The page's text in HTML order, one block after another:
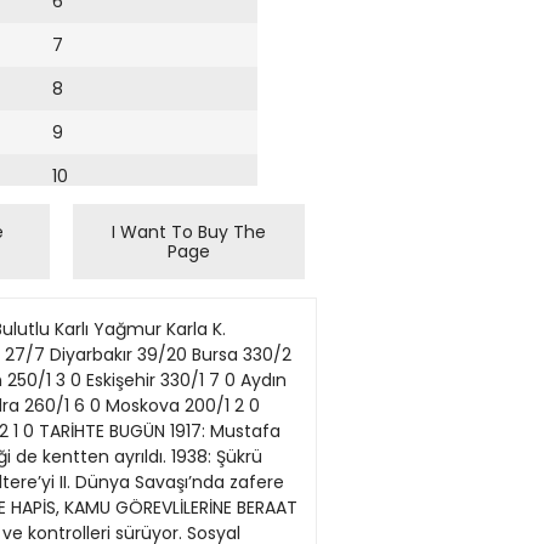
7
8
9
10
14
15
16
I Want To Buy The
Page
kusurlu olduğu da raporda belirtildi. Emniyet yönetim sisteminin doğru çalışmadığı için TCDD Genel Müdürlüğü EKAY Daire Başkanı Tuna Aşkın’nın da kusurlu olduğu vurgulandı. Makasçı Osman Yıldırım da kusurlu bulundu. l ANKARA / Cumhuriyet Sinop Müftülüğü’nün, kentteki bir ilkokulda, birinci sınıflara “Regaip Gecesi” başlıklı bir şiir dağıttığı ortaya çıktı. Bir öğrencinin “şiirin içeriğinden olumsuz etkilenmesi” üzerine konu Milli Eğitim Bakanlığı’na (MEB) taşındı. Ancak MEB’den “bakanlıkla bir ilgisi olmadığı gerekçesiyle inceleme yapılamayacağı” yanıtı geldi. “Rabbin Allah’a dönmeyi/ Rabbin Allah vermiştir emanet nefesleri/Diriltir insanı Regaip Gecesi” gibi ifadelerin yer aldığı şiiri okuyan öğrencinin ailesi ise çocuklarının “şiirde geçen ifadeleri sürekli sormaya ve geceleri uykusundan korku ile uyanmaya başladığını” belirtti. Aile önce pedagoga danıştı. aile pedagogdan, “Bu şiir, bu yaştaki çocuğa verilir mi?” yanıtını aldı. EğitimSen Genel Başkanı Feray Aytekin Aydemir, “Dağıtılan yayının, basılan ders kitaplarından olmaması yet kililerin sorumluluğunu ortadan kaldırmaz. Sistem, söz konusu olan müftülük olduğunda müftülüğün dokunulmazlığını itiraf ediyor” dedi. Çocuk hakkı ihlali Aydoğan, müftülüklerin yürüttüğü çalışmaların bakanlıktan, il ve ilçe milli eğitim müdürlüklerinden bağımsız yürütülemeyeceğini belirterek, şunları söyledi: “En ufak bir ‘şikâyet’ bildiriminde öğretmenlere cezalar yağdıran sistem, söz konusu müftülük olduğunda müftülüğün dokunulmazlığını ve müftülüğe dair bir işlem yürütemeyeceğini itiraf ediyor. Yaşanılan, eğitimin geldiği noktanın fotoğrafıdır. Diyanet ve diyanete bağlı tüm kurumlar MEB’in yetkilerinin üstünde bir yetkiye sahiptir. Öğrencilerimize yaşatılanlar eğitim hakkı, çocuk hakkı ihlalidir.” l ANKARA / Cumhuriyet Güzelluk geçicidur Hüseyin Baş oturur oturmaz fıkra anlatmaya başlardı. Erdal Öz fıkra anlatmak için telefon ederdi. Çok gülerdim. Ama hiç güldürücü fıkra bilmesem de bir fıkra anlatabilirim. Temel’e sorarlar: Güzel mi olmak istersin yoksa budala mı? İkinci